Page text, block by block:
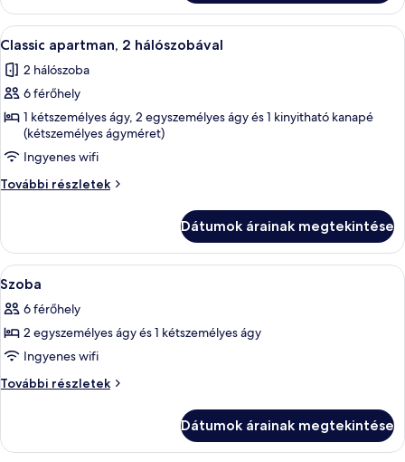
további
részletei
A
következő
szoba
összes
képének
megtekintése:
Classic
apartman,
Egy étkezősarok, ahol egy
35
Classic apartman, 2 hálószobával
2 hálószoba
6 férőhely
1 kétszemélyes ágy, 2 egyszemélyes ágy és 1 kinyitható kanapé
(kétszemélyes ágyméret)
Ingyenes wifi
További részletek
Classic
további
részletei
Dátumok árainak megtekintése
A
következő
szoba
összes
képének
megtekintése:
Hangszigetelés, gyerekágy/
15
Szoba
6 férőhely
2 egyszemélyes ágy és 1 kétszemélyes ágy
Ingyenes wifi
További részletek
Szoba
Dátumok árainak megtekintése